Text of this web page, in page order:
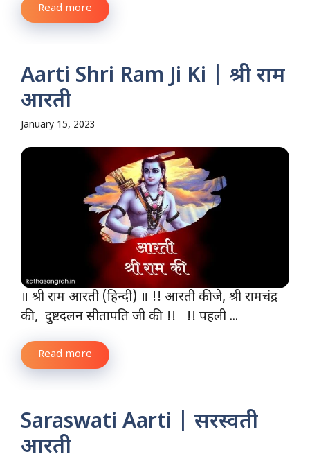
Read more
Aarti Shri Ram Ji Ki | श्री राम
आरती
January 15, 2023
॥ श्री राम आरती (हिन्दी) ॥ !! आरती कीजे, श्री रामचंद्र
की, दुष्टदलन सीतापति जी की !! !! पहली ...
Read more
Saraswati Aarti | सरस्वती
आरती